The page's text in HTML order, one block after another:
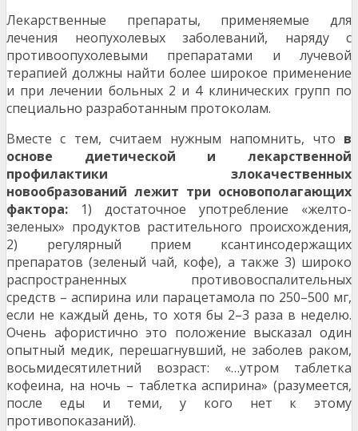
Лекарственные препараты, применяемые для
лечения неопухолевых заболеваний, наряду с
противоопухолевыми препаратами и лучевой
терапией должны найти более широкое применение
и при лечении больных 2 и 4 клинических групп по
специально разработанным протоколам.
Вместе с тем, считаем нужным напомнить, что в
основе диетической и лекарственной
профилактики злокачественных
новообразований лежит три основополагающих
фактора: 1) достаточное употребление «желто-
зеленых» продуктов растительного происхождения,
2) регулярный прием ксантинсодержащих
препаратов (зеленый чай, кофе), а также 3) широко
распространенных противовоспалительных
средств – аспирина или парацетамола по 250–500 мг,
если не каждый день, то хотя бы 2–3 раза в неделю.
Очень афористично это положение высказал один
опытный медик, перешагнувший, не заболев раком,
восьмидесятилетний возраст: «…утром таблетка
кофеина, на ночь – таблетка аспирина» (разумеется,
после еды и теми, у кого нет к этому
противопоказаний).